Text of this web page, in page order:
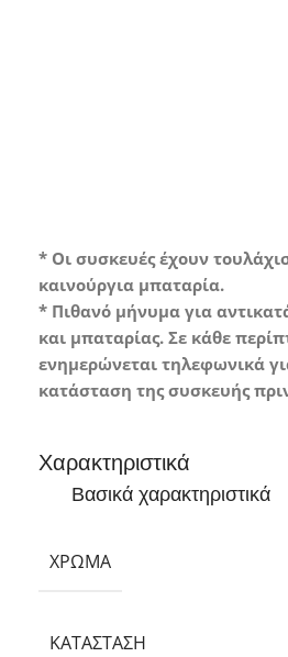
* Οι συσκευές έχουν
καινούργια μπαταρία.
* Πιθανό μήνυμα για
και μπαταρίας. Σε κάθε
ενημερώνεται τηλεφωνικά
κατάσταση της συσκευής
Χαρακτηριστικά
Βασικά χαρακτηριστικά
ΧΡΏΜΑ
ΚΑΤΆΣΤΑΣΗ